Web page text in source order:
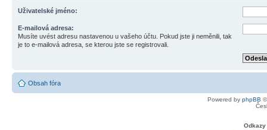
Uživatelské jméno:
E-mailová adresa:
Musíte uvést adresu nastavenou u vašeho účtu. Pokud jste ji neměnili, tak
je to e-mailová adresa, se kterou jste se registrovali.
Obsah fóra
Powered by phpBB